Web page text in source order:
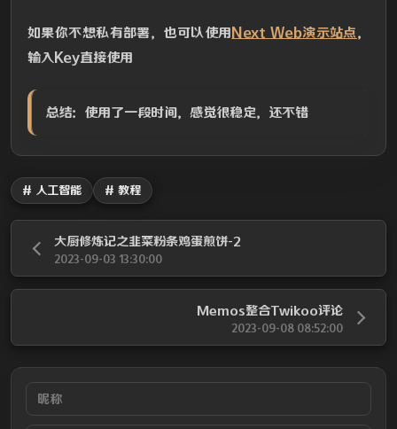
如果你不想私有部署，也可以使用 Next Web演示站点 ，
输入Key直接使用
总结：使用了一段时间，感觉很稳定，还不错
# 人工智能 # 教程
大厨修炼记之韭菜粉条鸡蛋煎饼-2
2023-09-03 13:30:00
Memos整合Twikoo评论
2023-09-08 08:52:00